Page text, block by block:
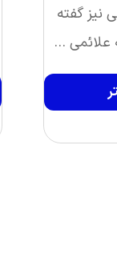
نیز گفته
علائمی ...